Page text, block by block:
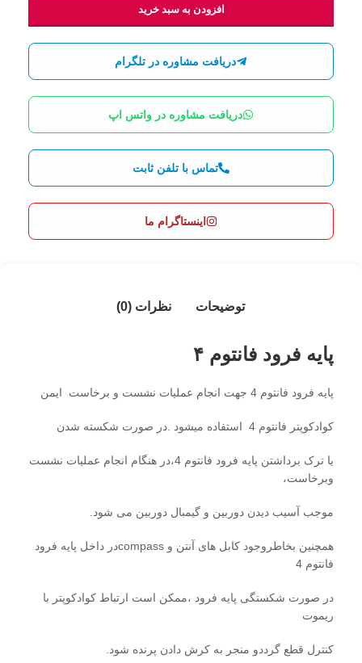
افزودن به سبد خرید
دریافت مشاوره در تلگرام
دریافت مشاوره در واتس اپ
تماس با تلفن ثابت
اینستاگرام ما
توضیحات نظرات (0)
پایه فرود فانتوم ۴
پایه فرود فانتوم 4 جهت انجام عملیات نشست و برخاست ایمن
کوادکوپتر فانتوم 4 استفاده میشود .در صورت شکسته شدن
یا ترک برداشتن پایه فرود فانتوم 4،در هنگام انجام عملیات نشست
وبرخاست،
موجب آسیب دیدن دوربین و گیمبال دوربین می شود.
همچنین بخاطروجود کابل های آنتن و compassدر داخل پایه فرود
فانتوم 4
در صورت شکستگی پایه فرود ،ممکن است ارتباط کوادکوپتر با
ریموت
کنترل قطع گرددو منجر به کرش دادن پرنده شود.